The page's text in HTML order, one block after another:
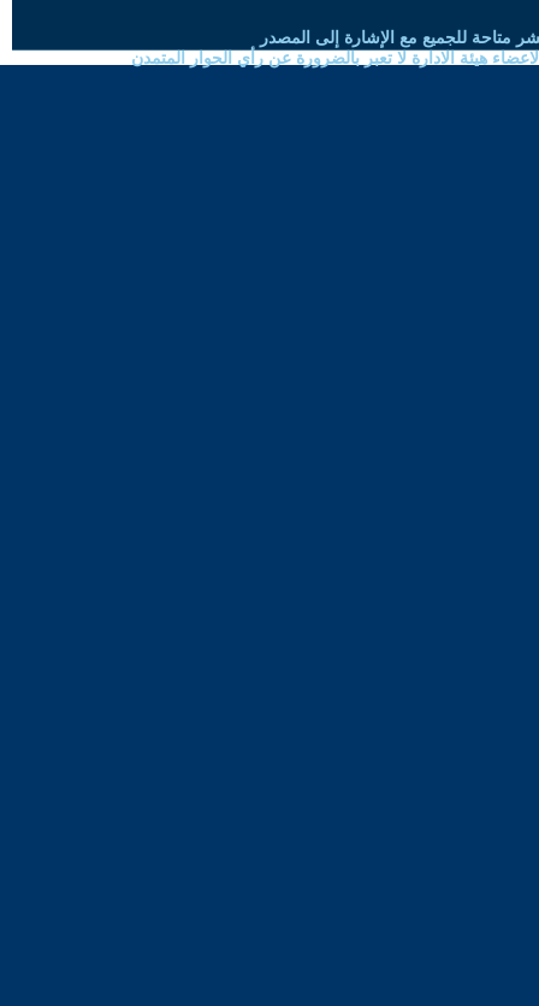
متاحة للجميع مع الإشارة إلى المصدر
هيئة الادارة لا تعبر بالضرورة عن رأي الحوار المتمدن